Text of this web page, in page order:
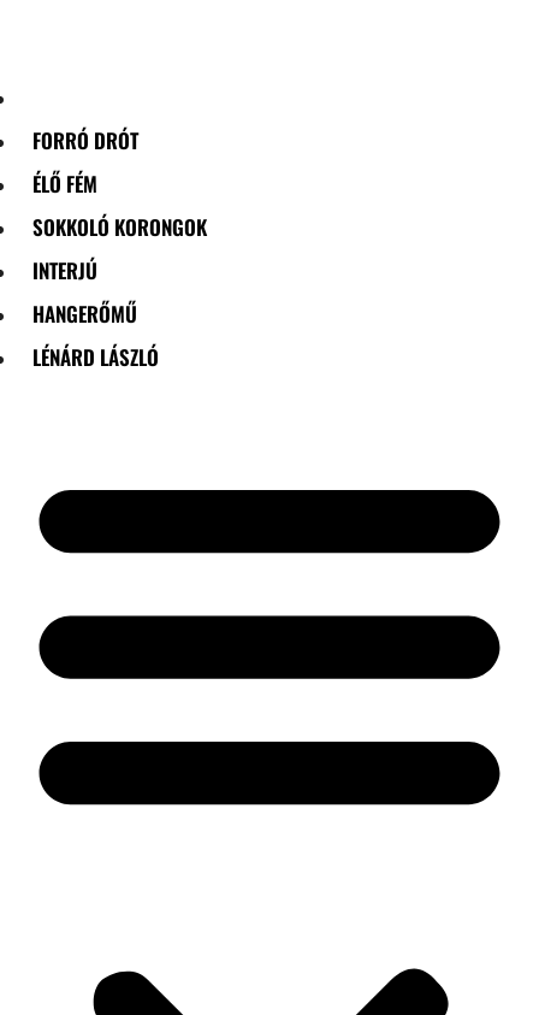
FORRÓ DRÓT
ÉLŐ FÉM
SOKKOLÓ KORONGOK
INTERJÚ
HANGERŐMŰ
LÉNÁRD LÁSZLÓ